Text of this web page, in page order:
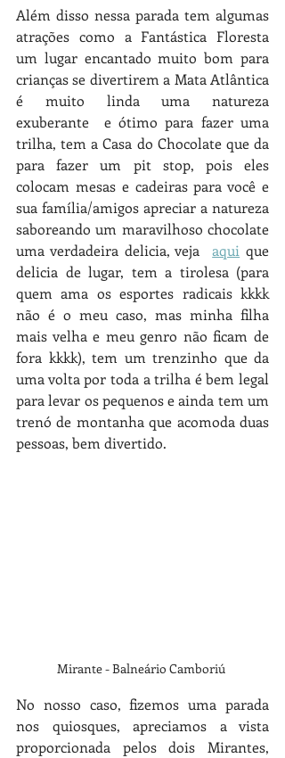
Além disso nessa parada tem algumas
atrações como a Fantástica Floresta
um lugar encantado muito bom para
crianças se divertirem a Mata Atlântica
é muito linda uma natureza
exuberante  e ótimo para fazer uma
trilha, tem a Casa do Chocolate que da
para fazer um pit stop, pois eles
colocam mesas e cadeiras para você e
sua família/amigos apreciar a natureza
saboreando um maravilhoso chocolate
uma verdadeira delicia, veja aqui que
delicia de lugar, tem a tirolesa (para
quem ama os esportes radicais kkkk
não é o meu caso, mas minha filha
mais velha e meu genro não ficam de
fora kkkk), tem um trenzinho que da
uma volta por toda a trilha é bem legal
para levar os pequenos e ainda tem um
trenó de montanha que acomoda duas
pessoas, bem divertido.
Mirante - Balneário Camboriú
No nosso caso, fizemos uma parada
nos quiosques, apreciamos a vista
proporcionada pelos dois Mirantes,